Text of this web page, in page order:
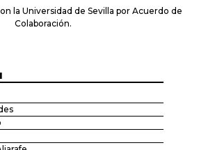
la Universidad de Sevilla por Acuerdo de
Colaboración.